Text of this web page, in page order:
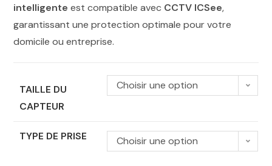
intelligente est compatible avec CCTV ICSee,
garantissant une protection optimale pour votre
domicile ou entreprise.
TAILLE DU
CAPTEUR
Choisir une option
TYPE DE PRISE Choisir une option